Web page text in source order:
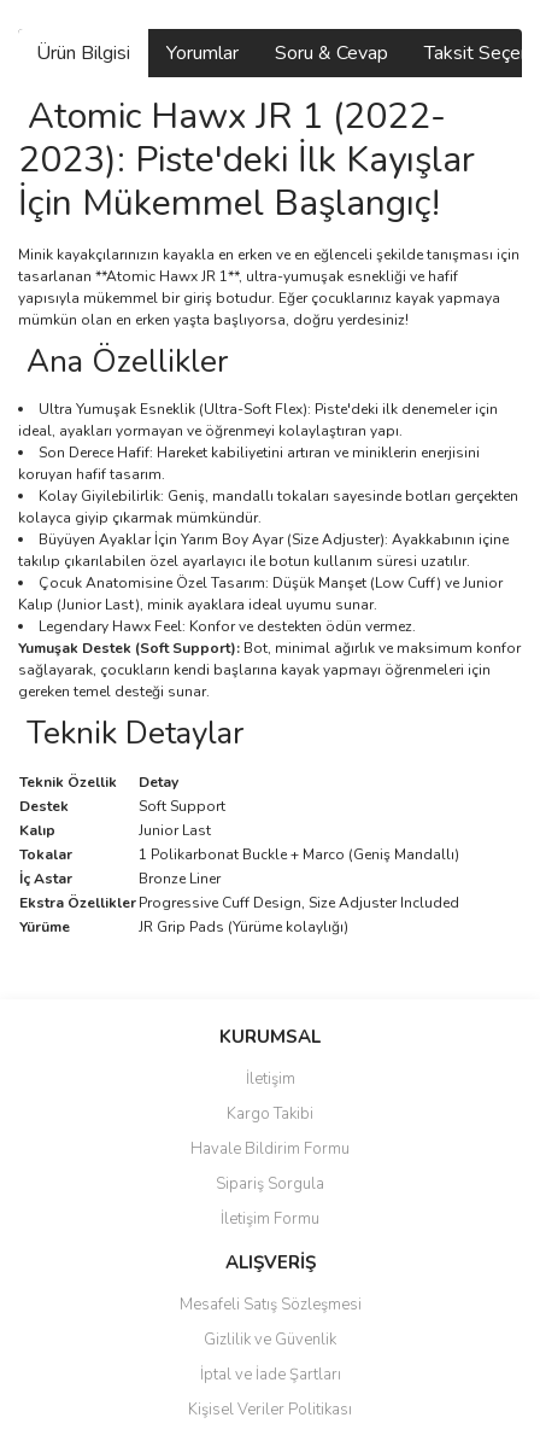
Ürün Bilgisi Yorumlar Soru & Cevap Taksit
Atomic Hawx JR 1 (2022-
2023): Piste'deki İlk Kayışlar
İçin Mükemmel Başlangıç!
Minik kayakçılarınızın kayakla en erken ve en eğlenceli şekilde tanışması için
tasarlanan **Atomic Hawx JR 1**, ultra-yumuşak esnekliği ve hafif
yapısıyla mükemmel bir giriş botudur. Eğer çocuklarınız kayak yapmaya
mümkün olan en erken yaşta başlıyorsa, doğru yerdesiniz!
Ana Özellikler
Ultra Yumuşak Esneklik (Ultra-Soft Flex): Piste'deki ilk denemeler için
ideal, ayakları yormayan ve öğrenmeyi kolaylaştıran yapı.
Son Derece Hafif: Hareket kabiliyetini artıran ve miniklerin enerjisini
koruyan hafif tasarım.
Kolay Giyilebilirlik: Geniş, mandallı tokaları sayesinde botları gerçekten
kolayca giyip çıkarmak mümkündür.
Büyüyen Ayaklar İçin Yarım Boy Ayar (Size Adjuster): Ayakkabının içine
takılıp çıkarılabilen özel ayarlayıcı ile botun kullanım süresi uzatılır.
Çocuk Anatomisine Özel Tasarım: Düşük Manşet (Low Cuff) ve Junior
Kalıp (Junior Last), minik ayaklara ideal uyumu sunar.
Legendary Hawx Feel: Konfor ve destekten ödün vermez.
Yumuşak Destek (Soft Support): Bot, minimal ağırlık ve maksimum konfor
sağlayarak, çocukların kendi başlarına kayak yapmayı öğrenmeleri için
gereken temel desteği sunar.
Teknik Detaylar
Teknik Özellik
Detay
Destek
Soft Support
Kalıp
Junior Last
Tokalar
1 Polikarbonat Buckle + Marco (Geniş Mandallı)
İç Astar
Bronze Liner
Ekstra ÖzelliklerProgressive Cuff Design, Size Adjuster Included
Yürüme
JR Grip Pads (Yürüme kolaylığı)
Bu ürüne ilk yorumu siz yapın!
Ürün hakkında henüz soru sorulmamış.
Ürün resmi kalitesiz, bozuk veya görüntülenemiyor.
Ürün açıklamasında eksik bilgiler bulunuyor.
Ürün bilgilerinde hatalar bulunuyor.
Ürün fiyatı diğer sitelerden daha pahalı.
Bu ürüne benzer farklı alternatifler olmalı.
Gönder
Sitemize ilk yorumu siz yapın!
Deneyimini Paylaş
KURUMSAL
İletişim
Kargo Takibi
Havale Bildirim Formu
Sipariş Sorgula
İletişim Formu
ALIŞVERİŞ
Mesafeli Satış Sözleşmesi
Gizlilik ve Güvenlik
İptal ve İade Şartları
Kişisel Veriler Politikası